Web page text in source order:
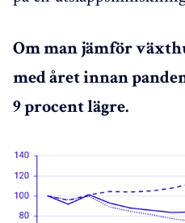
Om man jämför
med året innan
9 procent lägre.